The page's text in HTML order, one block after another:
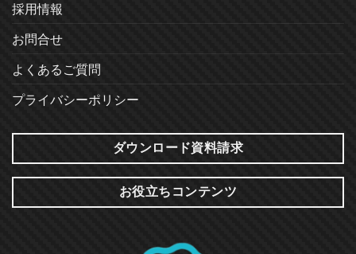
採用情報
お問合せ
よくあるご質問
プライバシーポリシー
ダウンロード資料請求
お役立ちコンテンツ